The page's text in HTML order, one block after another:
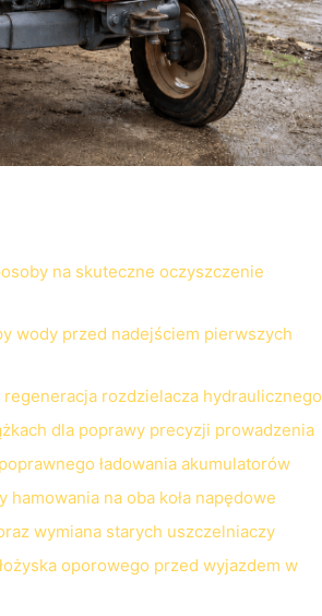
na skuteczne oczyszczenie
wody przed nadejściem pierwszych
rozdzielacza hydraulicznego
dla poprawy precyzji prowadzenia
ładowania akumulatorów
na oba koła napędowe
wymiana starych uszczelniaczy
oporowego przed wyjazdem w